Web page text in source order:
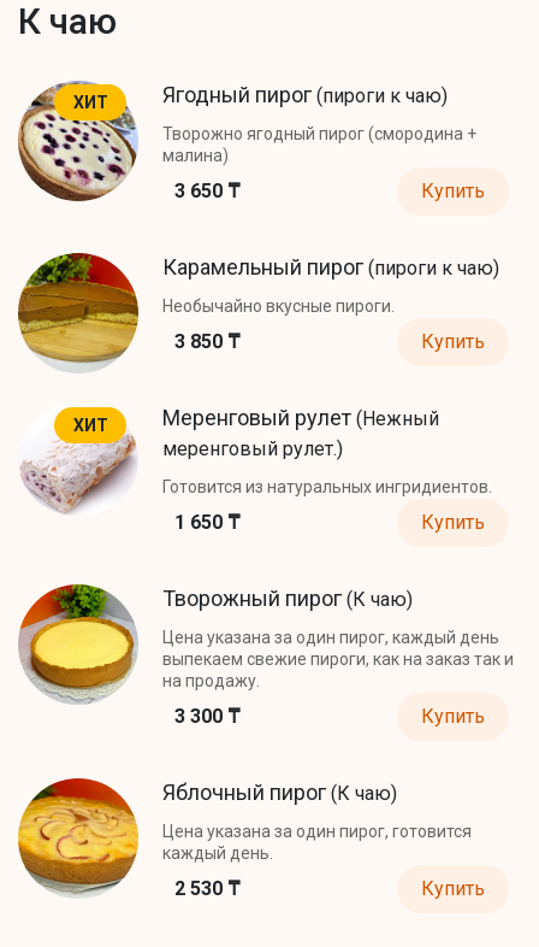
К чаю
ХИТ Ягодный пирог (пироги к чаю)
Творожно ягодный пирог (смородина +
малина)
3 650 ₸ Купить
Карамельный пирог (пироги к чаю)
Необычайно вкусные пироги.
3 850 ₸ Купить
ХИТ Меренговый рулет (Нежный
меренговый рулет.)
Готовится из натуральных ингридиентов.
1 650 ₸ Купить
Творожный пирог (К чаю)
Цена указана за один пирог, каждый день
выпекаем свежие пироги, как на заказ так и
на продажу.
3 300 ₸ Купить
Яблочный пирог (К чаю)
Цена указана за один пирог, готовится
каждый день.
2 530 ₸ Купить